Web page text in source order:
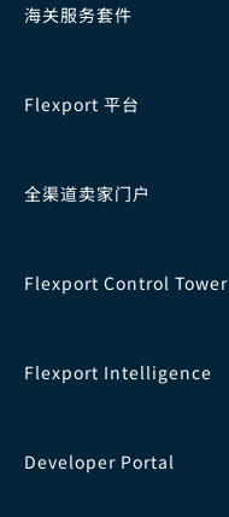
海关服务套件
Flexport 平台
全渠道卖家门户
Flexport Control Tower
Flexport Intelligence
Developer Portal